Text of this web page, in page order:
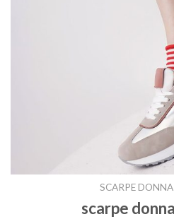
SCARPE
scarpe